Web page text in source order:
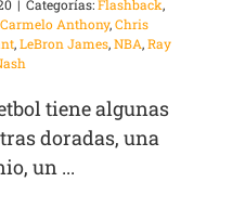
| Categorías:Flashback,
Carmelo Anthony,Chris
,LeBron James,NBA,Ray
tiene algunas
doradas, una
un ...